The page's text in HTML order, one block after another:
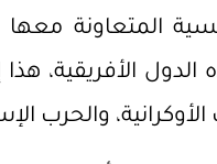
المتعاونة
الأفريقية،
والحرب